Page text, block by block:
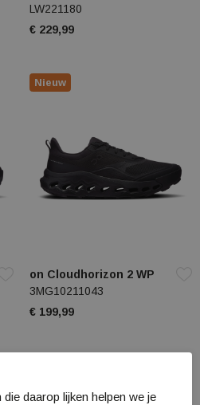
LW221180
€ 229,99
on Cloudhorizon 2 WP
3MG10211043
€ 199,99
Nieuw
daarop lijken helpen we je